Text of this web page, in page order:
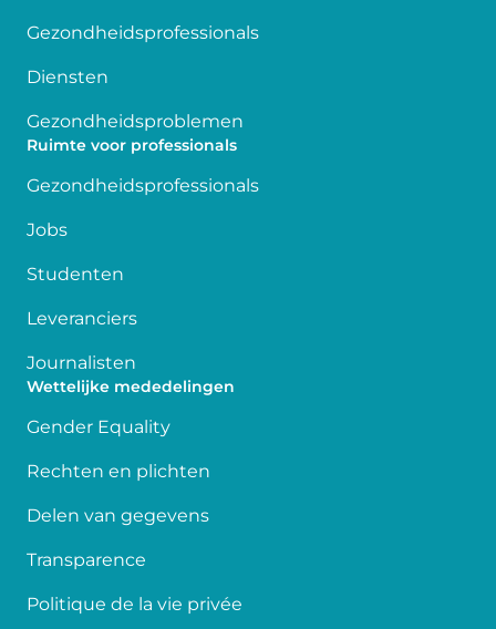
Gezondheidsprofessionals
Diensten
Gezondheidsproblemen
Ruimte voor professionals
Gezondheidsprofessionals
Jobs
Studenten
Leveranciers
Journalisten
Wettelijke mededelingen
Gender Equality
Rechten en plichten
Delen van gegevens
Transparence
Politique de la vie privée